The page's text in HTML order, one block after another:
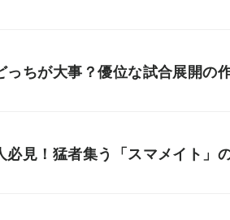
っちが大事？優位な試合展開の
必見！猛者集う「スマメイト」